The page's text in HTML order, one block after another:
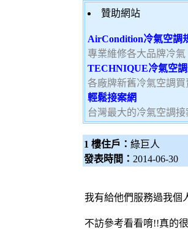
贊助網站
AirCondition冷氣空調
專業維修各大品牌冷
TECHNIQUE冷氣空調
各廠牌新舊冷氣空調
輕鬆接案網
台灣最大的冷氣空調
1 樓住戶： 綠巨人
發表時間： 2014-06-30
我有給他們服務過我個
不訪參考看看唷!!真的